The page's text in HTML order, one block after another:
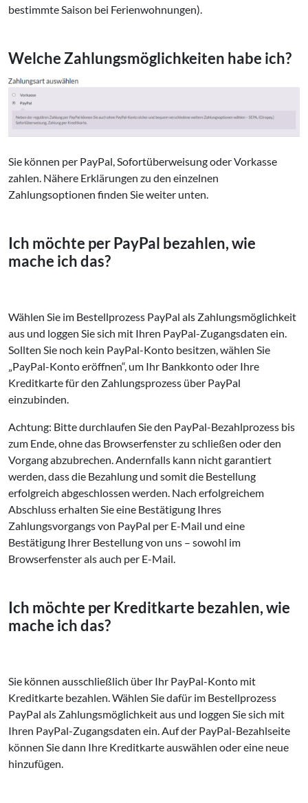
bestimmte Saison bei Ferienwohnungen).
Welche Zahlungsmöglichkeiten habe ich?
Sie können per PayPal, Sofortüberweisung oder Vorkasse
zahlen. Nähere Erklärungen zu den einzelnen
Zahlungsoptionen finden Sie weiter unten.
Ich möchte per PayPal bezahlen, wie
mache ich das?
Wählen Sie im Bestellprozess PayPal als Zahlungsmöglichkeit
aus und loggen Sie sich mit Ihren PayPal-Zugangsdaten ein.
Sollten Sie noch kein PayPal-Konto besitzen, wählen Sie
„PayPal-Konto eröffnen“, um Ihr Bankkonto oder Ihre
Kreditkarte für den Zahlungsprozess über PayPal
einzubinden.
Achtung: Bitte durchlaufen Sie den PayPal-Bezahlprozess bis
zum Ende, ohne das Browserfenster zu schließen oder den
Vorgang abzubrechen. Andernfalls kann nicht garantiert
werden, dass die Bezahlung und somit die Bestellung
erfolgreich abgeschlossen werden. Nach erfolgreichem
Abschluss erhalten Sie eine Bestätigung Ihres
Zahlungsvorgangs von PayPal per E-Mail und eine
Bestätigung Ihrer Bestellung von uns – sowohl im
Browserfenster als auch per E-Mail.
Ich möchte per Kreditkarte bezahlen, wie
mache ich das?
Sie können ausschließlich über Ihr PayPal-Konto mit
Kreditkarte bezahlen. Wählen Sie dafür im Bestellprozess
PayPal als Zahlungsmöglichkeit aus und loggen Sie sich mit
Ihren PayPal-Zugangsdaten ein. Auf der PayPal-Bezahlseite
können Sie dann Ihre Kreditkarte auswählen oder eine neue
hinzufügen.